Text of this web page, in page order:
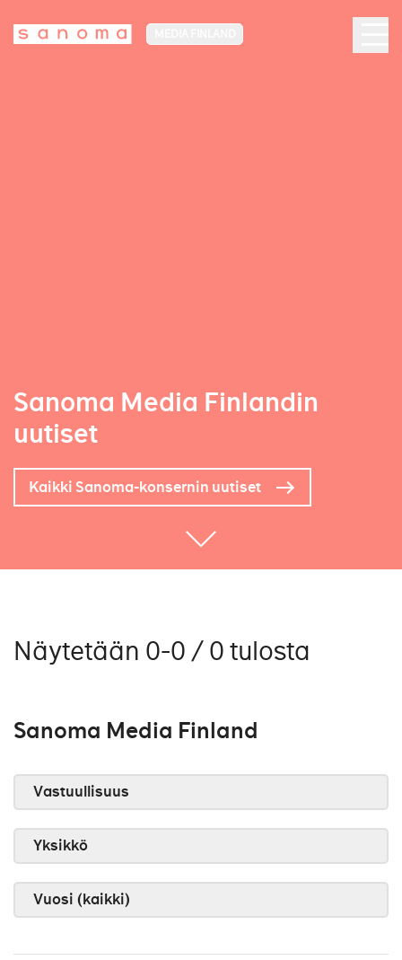
Sanoma Media Finlandin
uutiset
Kaikki Sanoma-konsernin uutiset
Näytetään 0-0 / 0 tulosta
Sanoma Media Finland
Vastuullisuus
Yksikkö
Vuosi (kaikki)